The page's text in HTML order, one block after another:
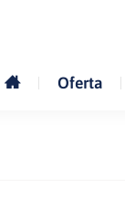
Oferta